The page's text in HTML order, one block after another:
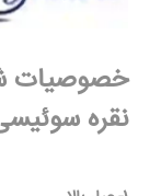
خصوصیات
نقره